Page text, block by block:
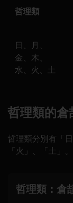
哲理類
日、月、
金、木、
水、火、土
哲理類的倉
哲理類分別有「
「火」、「土」。
哲理類：倉